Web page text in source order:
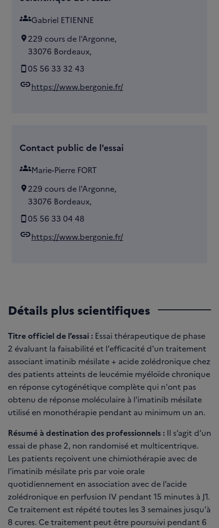
groupsGabriel ETIENNE
229 cours de l'Argonne,
33076 Bordeaux,
05 56 33 32 43
linkhttps://www.bergonie.fr/
Contact public de l'essai
groupsMarie-Pierre FORT
229 cours de l'Argonne,
33076 Bordeaux,
05 56 33 04 48
linkhttps://www.bergonie.fr/
Détails plus scientifiques
Titre officiel de l’essai : Essai thérapeutique de phase
2 évaluant la faisabilité et l'efficacité d'un traitement
associant imatinib mésilate + acide zolédronique chez
des patients atteints de leucémie myéloïde chronique
en réponse cytogénétique complète qui n'ont pas
obtenu de réponse moléculaire à l'imatinib mésilate
utilisé en monothérapie pendant au minimum un an.
Résumé à destination des professionnels : Il s’agit d’un
essai de phase 2, non randomisé et multicentrique.
Les patients reçoivent une chimiothérapie avec de
l’imatinib mésilate pris par voie orale
quotidiennement en association avec de l’acide
zolédronique en perfusion IV pendant 15 minutes à J1.
Ce traitement est répété toutes les 3 semaines jusqu'à
8 cures. Ce traitement peut être poursuivi pendant 6